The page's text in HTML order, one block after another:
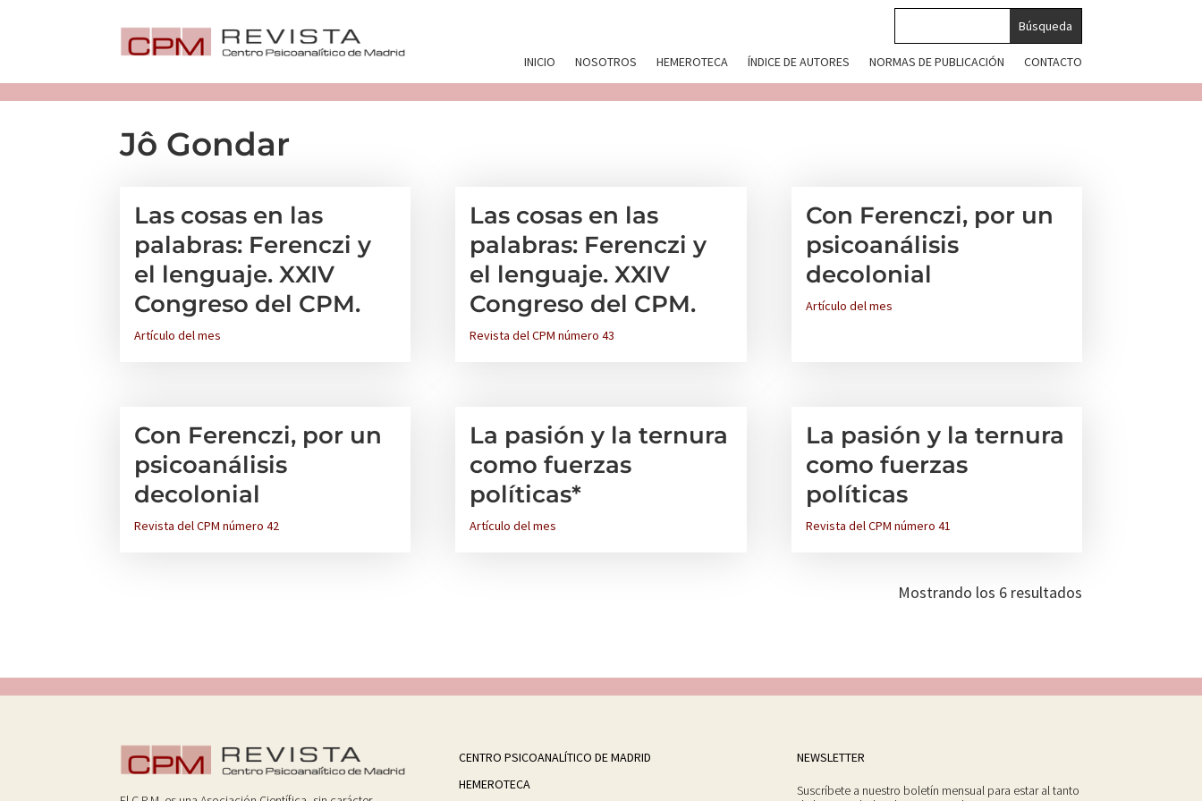
INICIO NOSOTROS HEMEROTECA ÍNDICE DE AUTORES NORMAS DE PUBLICACIÓN CONTACTO
Jô Gondar
Las cosas en las
palabras: Ferenczi y
el lenguaje. XXIV
Congreso del CPM.
Artículo del mes
Las cosas en las
palabras: Ferenczi y
el lenguaje. XXIV
Congreso del CPM.
Revista del CPM número 43
Con Ferenczi, por un
psicoanálisis
decolonial
Artículo del mes
Con Ferenczi, por un
psicoanálisis
decolonial
Revista del CPM número 42
La pasión y la ternura
como fuerzas
políticas*
Artículo del mes
La pasión y la ternura
como fuerzas
políticas
Revista del CPM número 41
Mostrando los 6 resultados
CENTRO PSICOANALÍTICO DE MADRID
HEMEROTECA
NEWSLETTER
Suscríbete a nuestro boletín mensual para estar al tanto